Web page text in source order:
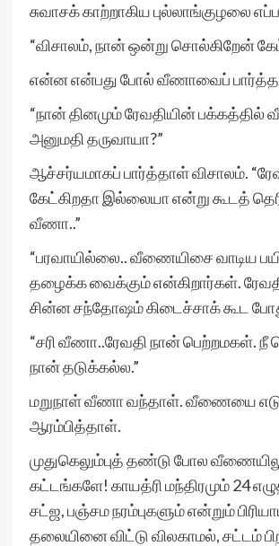
சுவாசக் காற்றாகிய புல்லாங்குழலை
“விசாலம், நான் ஒன்று சொல்கிறேன்
என்ன என்பது போல் வீணாவைப்
“நான் தினமும் ரேவதியின்
அனுமதி தருவாயா?”
ஆச்சர்யமாகப் பார்த்தாள் விசாலம்.
கேட்கிறதா இல்லையா என்று கூடத்
வீணா..”
“பரவாயில்லை.. வீணையிசை வாடிய
தழைக்க வைக்கும் என்கிறார்கள்.
சின்ன சந்தோஷம் கிடைச்சாக் கூட
“சரி வீணா..ரேவதி நான் பெற்றமகள். நீ
நான் தடுக்கல்ல.”
மறுநாள் வீணா வந்தாள். வீணையை
ஆரம்பித்தாள்.
முதுகெலும்புத் தண்டு போல
கட்டங்களே! காயத்ரி மந்திரமும் 24
சட்ஜ, பஞ்சம நரம்புகளும் என்றும்
தலையினை விட்டு விலகாமல், சட்டம்